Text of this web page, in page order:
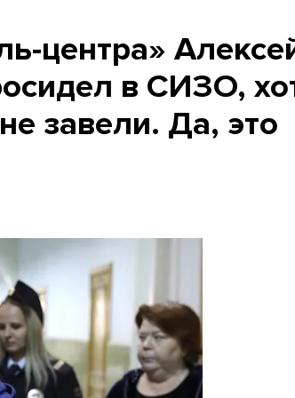
центра»
в СИЗО,
завели. Да, это